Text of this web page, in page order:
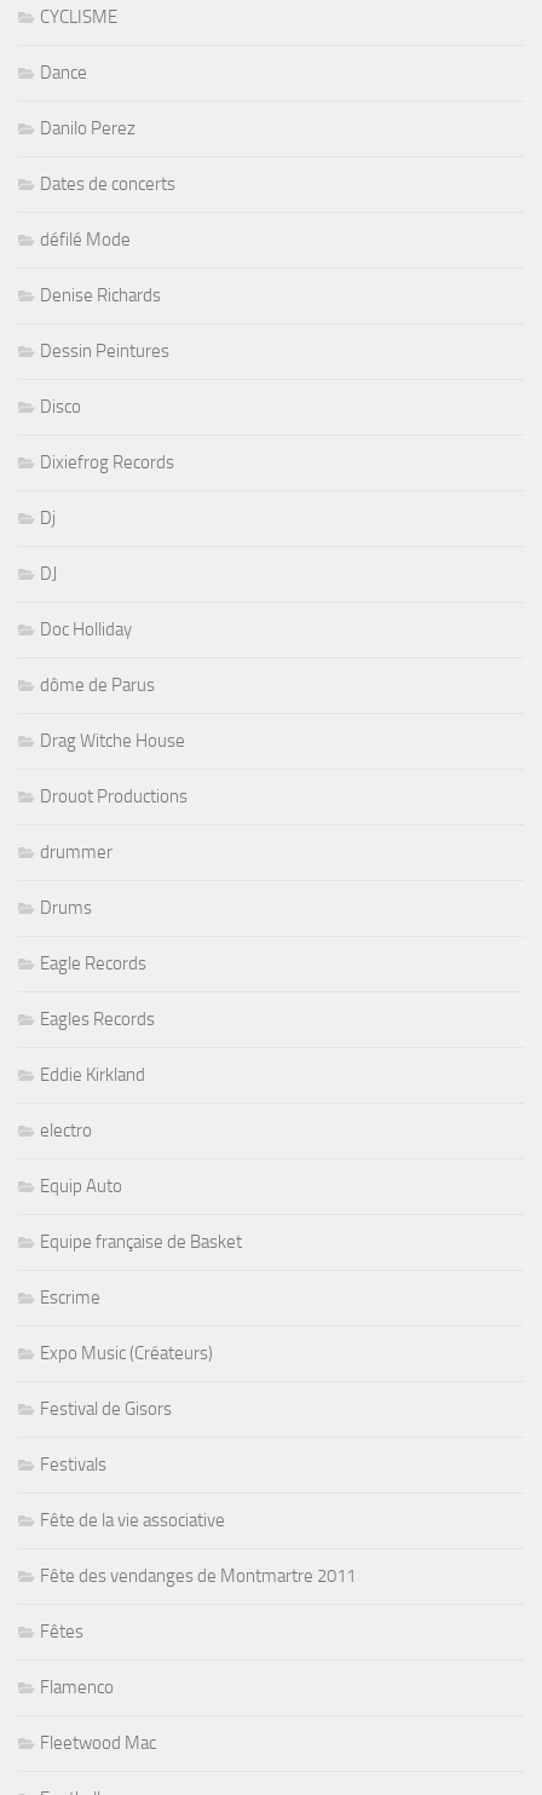
CYCLISME
Dance
Danilo Perez
Dates de concerts
défilé Mode
Denise Richards
Dessin Peintures
Disco
Dixiefrog Records
Dj
DJ
Doc Holliday
dôme de Parus
Drag Witche House
Drouot Productions
drummer
Drums
Eagle Records
Eagles Records
Eddie Kirkland
electro
Equip Auto
Equipe française de Basket
Escrime
Expo Music (Créateurs)
Festival de Gisors
Festivals
Fête de la vie associative
Fête des vendanges de Montmartre 2011
Fêtes
Flamenco
Fleetwood Mac